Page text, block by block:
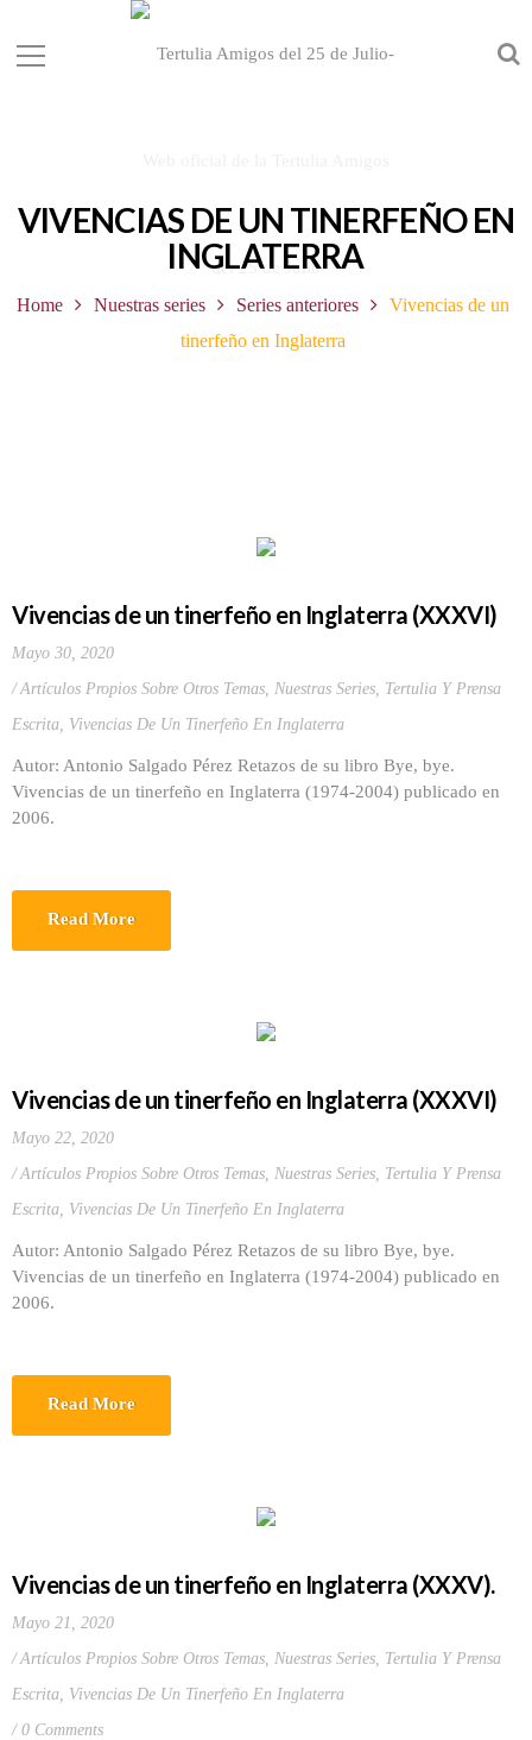
VIVENCIAS DE UN TINERFEÑO EN
INGLATERRA
Home Nuestras series Series anteriores
Vivencias de un
tinerfeño en Inglaterra
Vivencias de un tinerfeño en Inglaterra (XXXVI)
Mayo 30, 2020
Artículos Propios Sobre Otros Temas, Nuestras Series, Tertulia Y Prensa
Escrita, Vivencias De Un Tinerfeño En Inglaterra
Autor: Antonio Salgado Pérez Retazos de su libro Bye, bye.
Vivencias de un tinerfeño en Inglaterra (1974-2004) publicado en
2006.
Read More
Vivencias de un tinerfeño en Inglaterra (XXXVI)
Mayo 22, 2020
Artículos Propios Sobre Otros Temas, Nuestras Series, Tertulia Y Prensa
Escrita, Vivencias De Un Tinerfeño En Inglaterra
Autor: Antonio Salgado Pérez Retazos de su libro Bye, bye.
Vivencias de un tinerfeño en Inglaterra (1974-2004) publicado en
2006.
Read More
Vivencias de un tinerfeño en Inglaterra (XXXV).
Mayo 21, 2020
Artículos Propios Sobre Otros Temas, Nuestras Series, Tertulia Y Prensa
Escrita, Vivencias De Un Tinerfeño En Inglaterra
0 Comments